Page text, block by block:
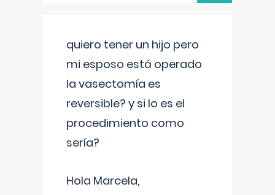
quiero tener un hijo pero
mi esposo está operado
la vasectomía es
reversible? y si lo es el
procedimiento como
sería?
Hola Marcela,